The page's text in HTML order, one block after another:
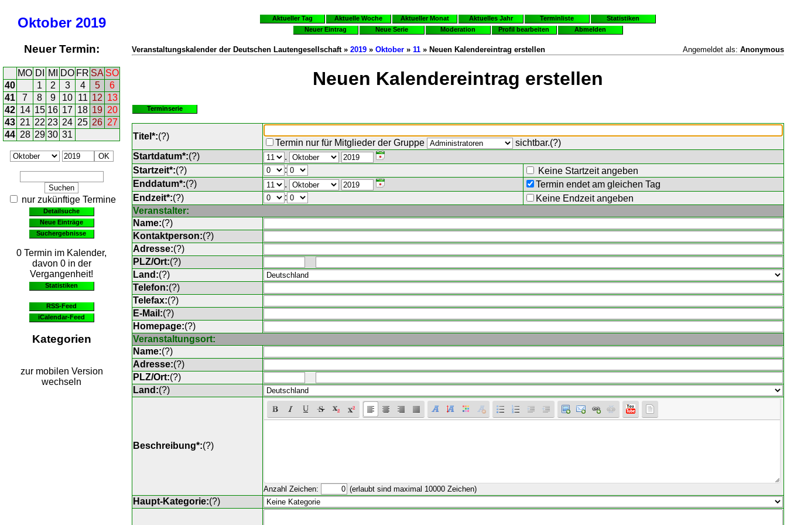
Oktober 2019
Neuer Termin:
MO DI MI DO FR SA SO
40
1 2 3 4 5
6
41
7 8 9 10 11 12 13
42 14 15 16 17 18 19 20
43 21 22 23 24 25 26 27
44 28 29 30 31
nur zukünftige Termine
Detailsuche
Neue Einträge
Suchergebnisse
0 Termin im Kalender,
davon 0 in der
Vergangenheit!
Statistiken
RSS-Feed
iCalendar-Feed
Kategorien
zur mobilen Version
wechseln
Aktueller Tag Aktuelle Woche Aktueller Monat Aktuelles Jahr Terminliste
Statistiken
Neuer Eintrag
Neue Serie Moderation Profil bearbeiten Abmelden
Veranstaltungskalender der Deutschen Lautengesellschaft » 2019 » Oktober » 11 » Neuen Kalendereintrag erstellen Angemeldet als: Anonymous
Neuen Kalendereintrag erstellen
Terminserie
Titel*:(?)
Termin nur für Mitglieder der Gruppe sichtbar.(?)
Startdatum*:(?)
.
Startzeit*:(?) :
Keine Startzeit angeben
Enddatum*:(?) .
Termin endet am gleichen Tag
Endzeit*:(?) :
Keine Endzeit angeben
Veranstalter:
Name:(?)
Kontaktperson:(?)
Adresse:(?)
PLZ/Ort:(?)
Land:(?)
Telefon:(?)
Telefax:(?)
E-Mail:(?)
Homepage:(?)
Veranstaltungsort:
Name:(?)
Adresse:(?)
PLZ/Ort:(?)
Land:(?)
Beschreibung*:(?)
Anzahl Zeichen: (erlaubt sind maximal 10000 Zeichen)
Haupt-Kategorie:(?)